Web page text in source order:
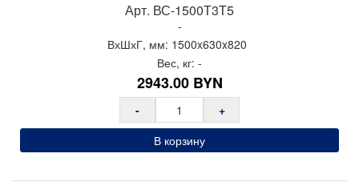
Арт. ВС-1500Т3Т5
-
ВхШхГ, мм: 1500x630x820
Вес, кг: -
2943.00 BYN
-
+
В корзину